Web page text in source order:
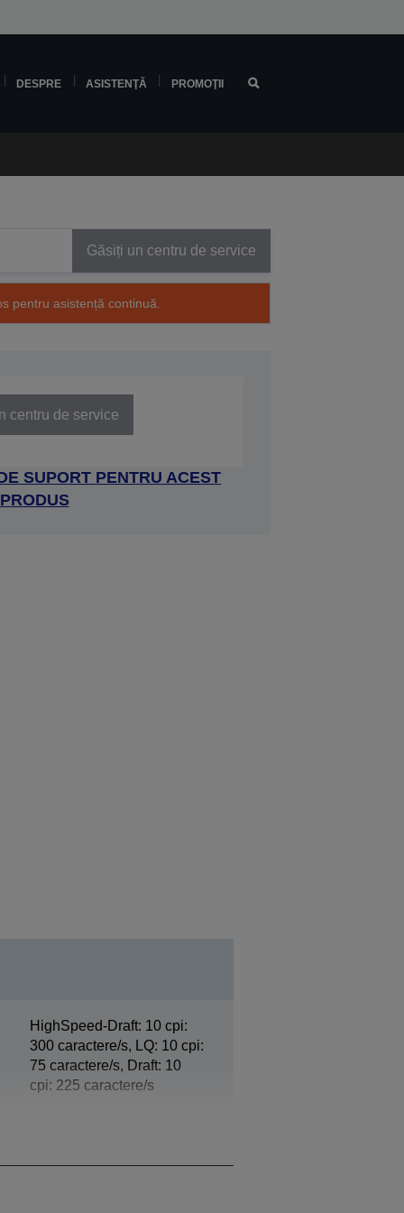
DESPRE ASISTENŢĂ PROMOŢII
Găsiți un centru de service
pentru asistență continuă.
centru de service
SUPORT PENTRU ACEST
PRODUS
HighSpeed-Draft: 10 cpi:
300 caractere/s, LQ: 10 cpi:
75 caractere/s, Draft: 10
cpi: 225 caractere/s